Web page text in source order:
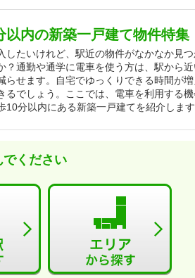
以内の新築一戸建て物件特集
したいけれど、駅近の物件がなかなか見
？通勤や通学に電車を使う方は、駅から
らせます。自宅でゆっくりできる時間が
るでしょう。ここでは、電車を利用する
10分以内にある新築一戸建てを紹介します
ください